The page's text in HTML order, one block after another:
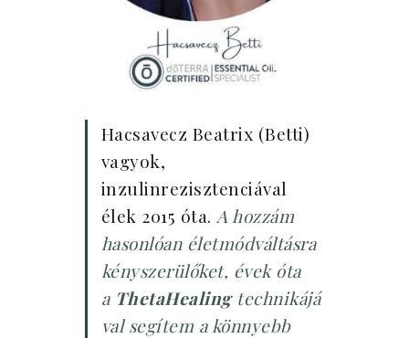
Hacsavecz Beatrix (Betti)
vagyok,
inzulinrezisztenciával
élek 2015 óta. A hozzám
hasonlóan életmódváltásra
kényszerülőket, évek óta
a ThetaHealingtechnikájá
val segítem a könnyebb